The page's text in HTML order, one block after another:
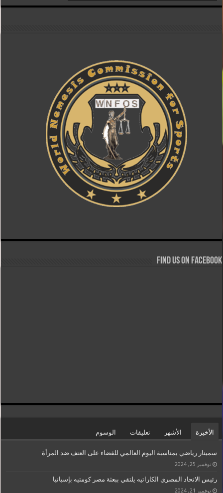
Find us on Facebook
الأخيرة الأشهر تعليقات الوسوم
سمينار رياضي بمناسبة اليوم العالمي للقضاء على العنف ضد المرأة
نوفمبر 25, 2024
رئيس الاتحاد المصري الكاراتيه يلتقي ببعثة مصر كومتيه بإسبانيا
نوفمبر 21, 2024